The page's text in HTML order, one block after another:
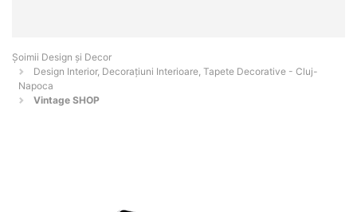
Șoimii Design și Decor
Design Interior, Decorațiuni Interioare, Tapete Decorative - Cluj-
Napoca
Vintage SHOP